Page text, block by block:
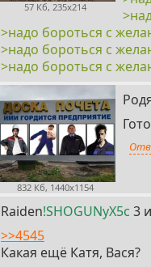
57 Кб, 235x214
>надо бороться с
>надо бороться с
>надо бороться с
832 Кб, 1440x1154
Raiden!SHOGUNyX5c 9
3
>>4545
Какая ещё Катя, Вася?